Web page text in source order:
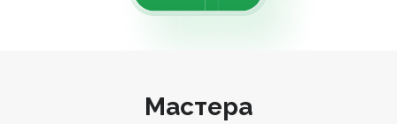
Мастера